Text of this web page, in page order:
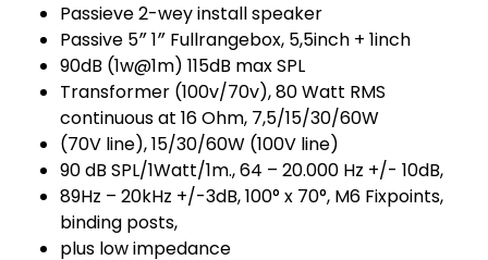
Passieve 2-wey install speaker
Passive 5″ 1″ Fullrangebox, 5,5inch + 1inch
90dB (1w@1m) 115dB max SPL
Transformer (100v/70v), 80 Watt RMS
continuous at 16 Ohm, 7,5/15/30/60W
(70V line), 15/30/60W (100V line)
90 dB SPL/1Watt/1m., 64 – 20.000 Hz +/- 10dB,
89Hz – 20kHz +/-3dB, 100° x 70°, M6 Fixpoints,
binding posts,
plus low impedance